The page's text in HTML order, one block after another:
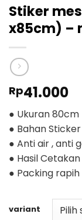
Stiker
x85cm) –
Rp41.000
● Ukuran
● Bahan
● Anti air , anti
● Hasil
● Packing rapih
variant